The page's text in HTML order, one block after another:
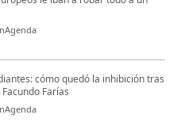
cómo quedó la inhibición tras
Farías